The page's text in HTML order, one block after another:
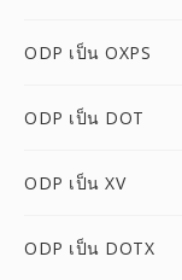
ODP เป็น OXPS
ODP เป็น DOT
ODP เป็น XV
ODP เป็น DOTX